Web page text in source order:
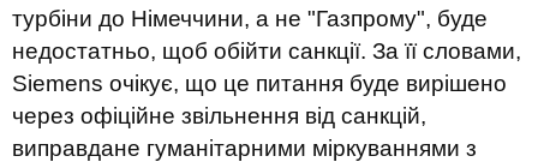
турбіни до Німеччини, а не "Газпрому", буде
недостатньо, щоб обійти санкції. За її словами,
Siemens очікує, що це питання буде вирішено
через офіційне звільнення від санкцій,
виправдане гуманітарними міркуваннями з